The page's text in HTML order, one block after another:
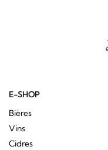
E-SHOP
Bières
Vins
Cidres